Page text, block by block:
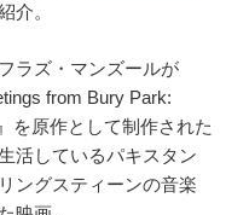
介。
ラズ・マンズールが
from Bury Park:
を原作として制作された
活しているパキスタン
ングスティーンの音楽